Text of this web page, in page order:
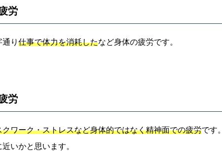
労
り 仕事で体力を消耗したなど身体の疲労です。
労
クワーク・ストレスなど身体的ではなく精神面での疲労です。
いかと思います。